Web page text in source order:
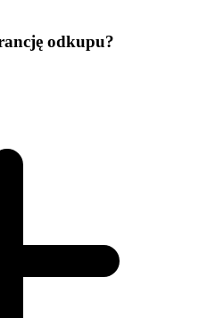
odkupu?